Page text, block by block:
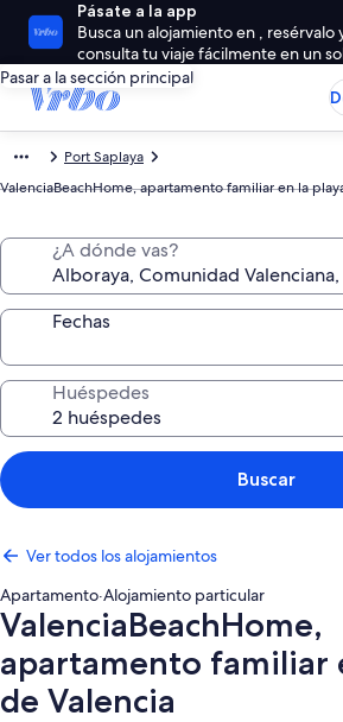
Pásate a la app
Busca un alojamiento en , resérvalo
consulta tu viaje fácilmente en un
Pasar a la sección principal
Port Saplaya
ValenciaBeachHome, apartamento familiar en la
¿A dónde vas?
Fechas
Huéspedes
Buscar
Ver todos los alojamientos
Apartamento·Alojamiento particular
ValenciaBeachHome,
apartamento familiar
de Valencia